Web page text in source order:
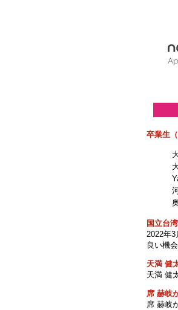
卒業生（
国立台
2022年
良い機
天満 健
天満 健
席 赫岐
席 赫岐